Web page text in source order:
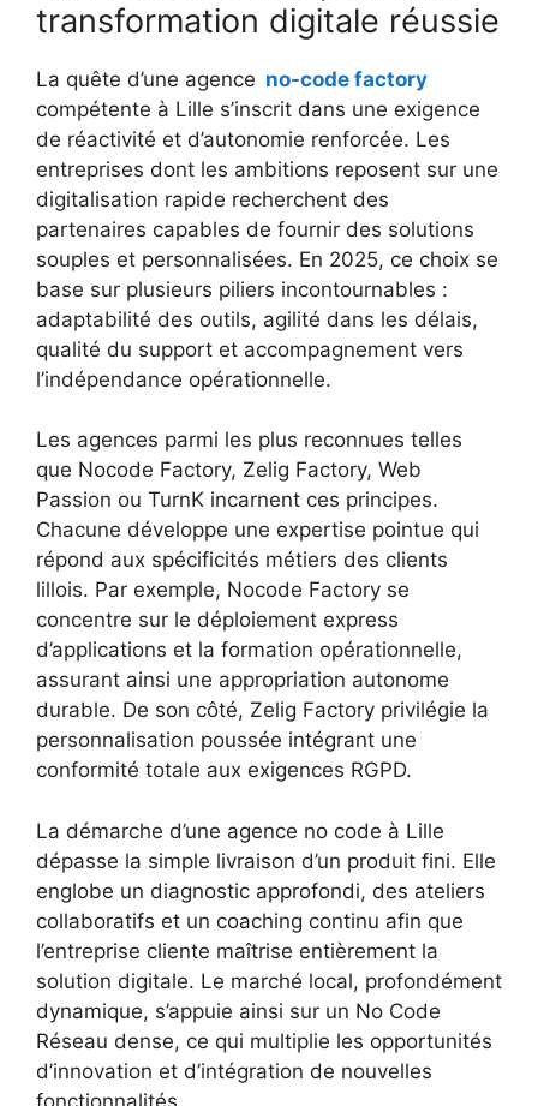
transformation digitale réussie
La quête d’une agence no-code factory
compétente à Lille s’inscrit dans une exigence
de réactivité et d’autonomie renforcée. Les
entreprises dont les ambitions reposent sur une
digitalisation rapide recherchent des
partenaires capables de fournir des solutions
souples et personnalisées. En 2025, ce choix se
base sur plusieurs piliers incontournables :
adaptabilité des outils, agilité dans les délais,
qualité du support et accompagnement vers
l’indépendance opérationnelle.
Les agences parmi les plus reconnues telles
que Nocode Factory, Zelig Factory, Web
Passion ou TurnK incarnent ces principes.
Chacune développe une expertise pointue qui
répond aux spécificités métiers des clients
lillois. Par exemple, Nocode Factory se
concentre sur le déploiement express
d’applications et la formation opérationnelle,
assurant ainsi une appropriation autonome
durable. De son côté, Zelig Factory privilégie la
personnalisation poussée intégrant une
conformité totale aux exigences RGPD.
La démarche d’une agence no code à Lille
dépasse la simple livraison d’un produit fini. Elle
englobe un diagnostic approfondi, des ateliers
collaboratifs et un coaching continu afin que
l’entreprise cliente maîtrise entièrement la
solution digitale. Le marché local, profondément
dynamique, s’appuie ainsi sur un No Code
Réseau dense, ce qui multiplie les opportunités
d’innovation et d’intégration de nouvelles
fonctionnalités.